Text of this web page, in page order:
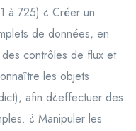
à 725) ¿ Créer un
de données, en
contrôles de flux et
les objets
afin d¿effectuer des
¿ Manipuler les